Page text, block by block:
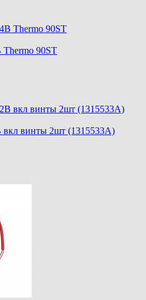
90ST
вкл винты 2шт (1315533A)